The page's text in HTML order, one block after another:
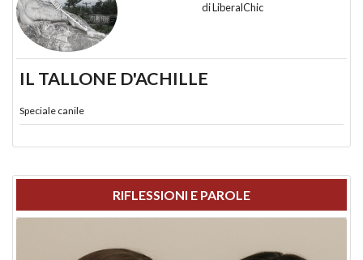
diLiberalChic
IL TALLONE D'ACHILLE
Speciale canile
RIFLESSIONI E PAROLE